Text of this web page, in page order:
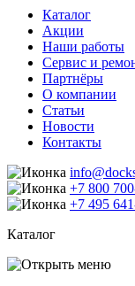
Каталог
Акции
Наши работы
Сервис и
Партнёры
О компании
Статьи
Новости
Контакты
+7 800
+7 495
Каталог